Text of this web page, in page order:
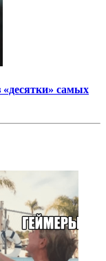
самых